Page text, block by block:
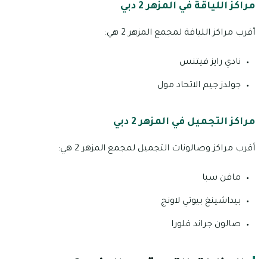
مراكز اللياقة في المزهر 2 دبي
أقرب مراكز اللياقة لمجمع المزهر 2 هي:
نادي رايز فيتنس
جولدز جيم الاتحاد مول
مراكز التجميل في المزهر 2 دبي
أقرب مراكز وصالونات التجميل لمجمع المزهر 2 هي:
مافن سبا
بيداشينغ بيوتي لاونج
صالون جراند فلورا